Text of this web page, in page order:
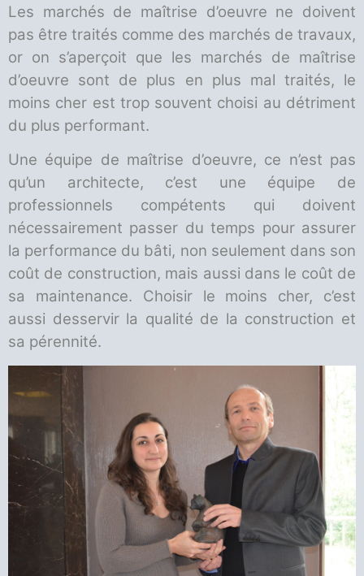
Les marchés de maîtrise d’oeuvre ne doivent
pas être traités comme des marchés de travaux,
or on s’aperçoit que les marchés de maîtrise
d’oeuvre sont de plus en plus mal traités, le
moins cher est trop souvent choisi au détriment
du plus performant.
Une équipe de maîtrise d’oeuvre, ce n’est pas
qu’un architecte, c’est une équipe de
professionnels compétents qui doivent
nécessairement passer du temps pour assurer
la performance du bâti, non seulement dans son
coût de construction, mais aussi dans le coût de
sa maintenance. Choisir le moins cher, c’est
aussi desservir la qualité de la construction et
sa pérennité.